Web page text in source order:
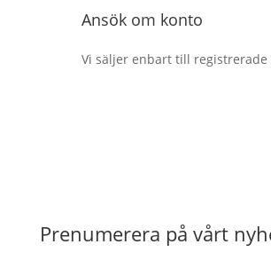
Ansök om konto
Vi säljer enbart till
Prenumerera på vårt